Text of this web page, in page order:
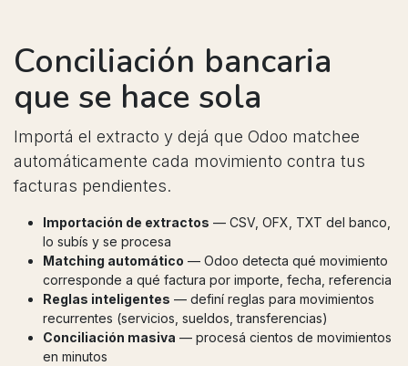
Conciliación bancaria
que se hace sola
Importá el extracto y dejá que Odoo matchee
automáticamente cada movimiento contra tus
facturas pendientes.
Importación de extractos — CSV, OFX, TXT del banco,
lo subís y se procesa
Matching automático — Odoo detecta qué movimiento
corresponde a qué factura por importe, fecha, referencia
Reglas inteligentes — definí reglas para movimientos
recurrentes (servicios, sueldos, transferencias)
Conciliación masiva — procesá cientos de movimientos
en minutos